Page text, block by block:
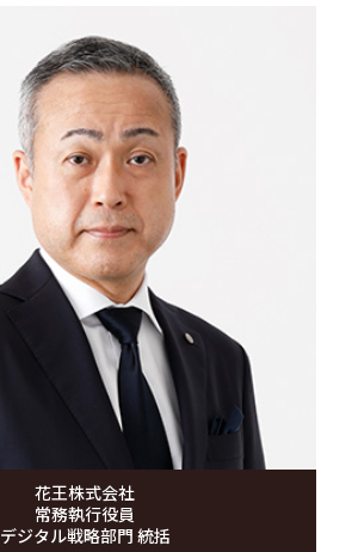
花王株式会社
常務執行役員
デジタル戦略部門 統括